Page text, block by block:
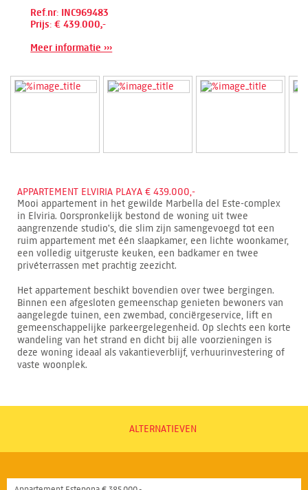
Ref.nr: INC969483
Prijs: € 439.000,-
Meer informatie ›››
APPARTEMENT ELVIRIA PLAYA € 439.000,-
Mooi appartement in het gewilde Marbella del Este-complex
in Elviria. Oorspronkelijk bestond de woning uit twee
aangrenzende studio's, die slim zijn samengevoegd tot een
ruim appartement met één slaapkamer, een lichte woonkamer,
een volledig uitgeruste keuken, een badkamer en twee
privéterrassen met prachtig zeezicht.
Het appartement beschikt bovendien over twee bergingen.
Binnen een afgesloten gemeenschap genieten bewoners van
aangelegde tuinen, een zwembad, conciërgeservice, lift en
gemeenschappelijke parkeergelegenheid. Op slechts een korte
wandeling van het strand en dicht bij alle voorzieningen is
deze woning ideaal als vakantieverblijf, verhuurinvestering of
vaste woonplek.
ALTERNATIEVEN